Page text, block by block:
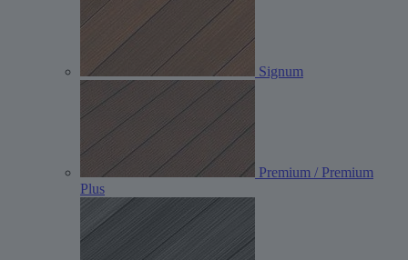
Signum
Premium / Premium
Plus